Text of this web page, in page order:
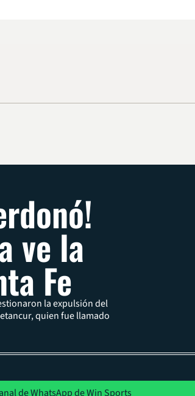
ve la
Fe
la expulsión del
quien fue llamado
de WhatsApp de Win Sports